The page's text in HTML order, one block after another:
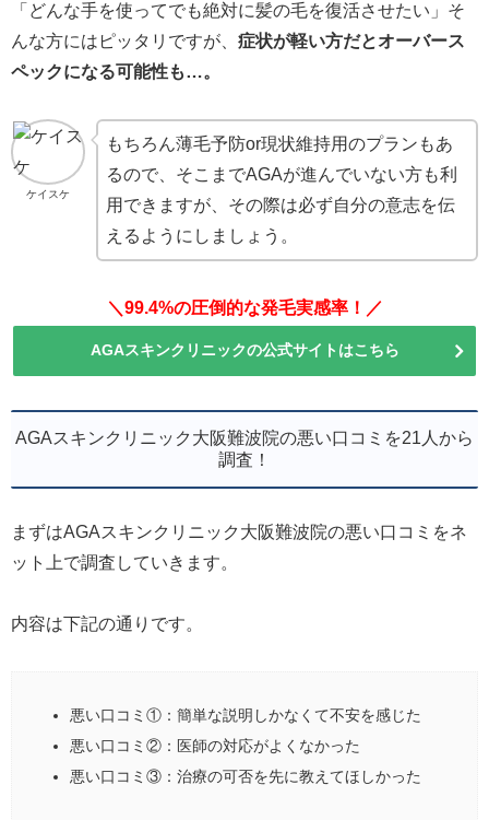
「どんな手を使ってでも絶対に髪の毛を復活させたい」そ
んな方にはピッタリですが、 症状が軽い方だとオーバース
ペックになる可能性も…。
ケイスケ
もちろん薄毛予防or現状維持用のプランもあ
るので、そこまでAGAが進んでいない方も利
用できますが、その際は必ず自分の意志を伝
えるようにしましょう。
＼99.4%の圧倒的な発毛実感率！／
AGAスキンクリニックの公式サイトはこちら
AGAスキンクリニック大阪難波院の悪い口コミを21人から
調査！
まずはAGAスキンクリニック大阪難波院の悪い口コミをネ
ット上で調査していきます。
内容は下記の通りです。
悪い口コミ①：簡単な説明しかなくて不安を感じた
悪い口コミ②：医師の対応がよくなかった
悪い口コミ③：治療の可否を先に教えてほしかった